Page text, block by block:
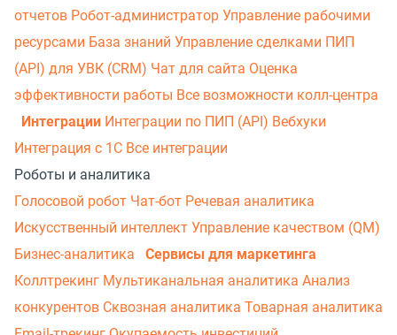
отчетов Робот-администратор Управление рабочими
ресурсами База знаний Управление сделками ПИП
(API) для УВК (CRM) Чат для сайта Оценка
эффективности работы Все возможности колл-центра
Интеграции Интеграции по ПИП (API) Вебхуки
Интеграция с 1С Все интеграции
Роботы и аналитика
Голосовой робот Чат-бот Речевая аналитика
Искусственный интеллект Управление качеством (QM)
Бизнес-аналитика
Сервисы для маркетинга
Коллтрекинг Мультиканальная аналитика Анализ
конкурентов Сквозная аналитика Товарная аналитика